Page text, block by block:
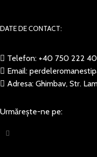
DATE DE CONTACT:
Telefon: +40 750 222
Email:
Adresa: Ghimbav, Str.
Urmărește-ne pe: